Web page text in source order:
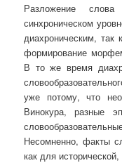
Разложение
синхроническом
диахроническим, так
формирование
В то же время
уже потому, что
Винокура, разные
Несомненно, факты
как для